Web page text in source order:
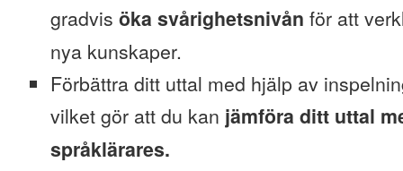
gradvis öka svårighetsnivån för att
nya kunskaper.
Förbättra ditt uttal med hjälp av
vilket gör att du kan jämföra ditt uttal
språklärares.